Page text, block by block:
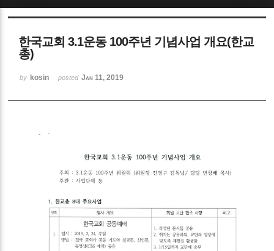
한국교회 3.1운동 100주년 기념사업 개요(한교
총)
by kosin posted Jan 11, 2019
Sketchbook5, 스케치북5
Sketchbook5, 스케치북5